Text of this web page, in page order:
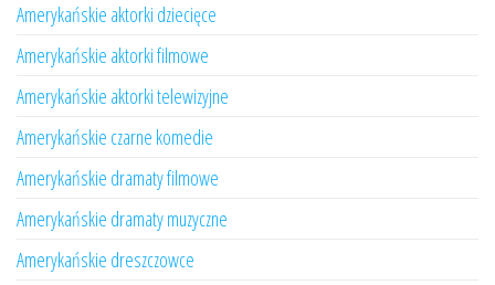
Amerykańskie aktorki dziecięce
Amerykańskie aktorki filmowe
Amerykańskie aktorki telewizyjne
Amerykańskie czarne komedie
Amerykańskie dramaty filmowe
Amerykańskie dramaty muzyczne
Amerykańskie dreszczowce